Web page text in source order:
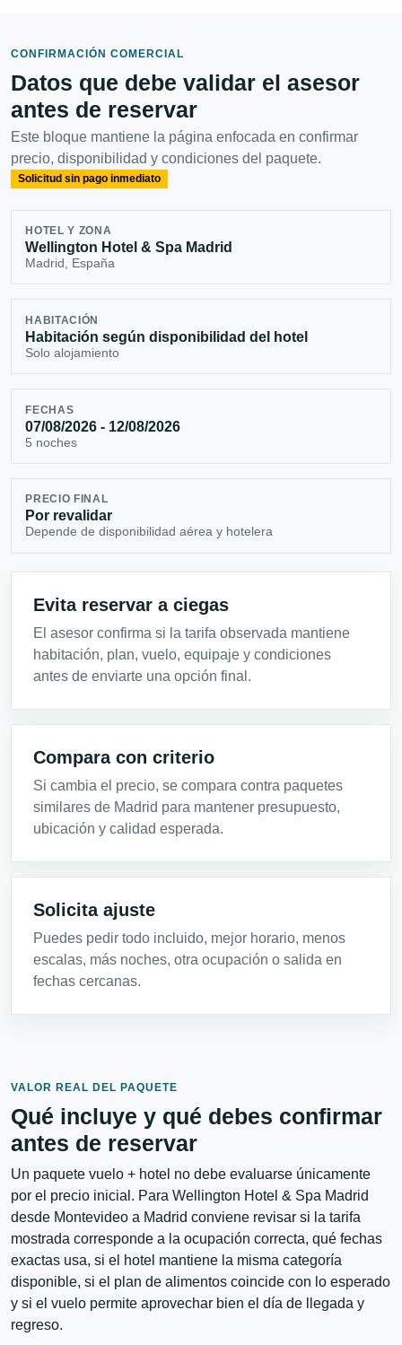
CONFIRMACIÓN COMERCIAL
Datos que debe validar el asesor
antes de reservar
Este bloque mantiene la página enfocada en confirmar
precio, disponibilidad y condiciones del paquete.
Solicitud sin pago inmediato
HOTEL Y ZONA
Wellington Hotel & Spa Madrid
Madrid, España
HABITACIÓN
Habitación según disponibilidad del hotel
Solo alojamiento
FECHAS
07/08/2026 - 12/08/2026
5 noches
PRECIO FINAL
Por revalidar
Depende de disponibilidad aérea y hotelera
Evita reservar a ciegas
El asesor confirma si la tarifa observada mantiene
habitación, plan, vuelo, equipaje y condiciones
antes de enviarte una opción final.
Compara con criterio
Si cambia el precio, se compara contra paquetes
similares de Madrid para mantener presupuesto,
ubicación y calidad esperada.
Solicita ajuste
Puedes pedir todo incluido, mejor horario, menos
escalas, más noches, otra ocupación o salida en
fechas cercanas.
VALOR REAL DEL PAQUETE
Qué incluye y qué debes confirmar
antes de reservar
Un paquete vuelo + hotel no debe evaluarse únicamente
por el precio inicial. Para Wellington Hotel & Spa Madrid
desde Montevideo a Madrid conviene revisar si la tarifa
mostrada corresponde a la ocupación correcta, qué fechas
exactas usa, si el hotel mantiene la misma categoría
disponible, si el plan de alimentos coincide con lo esperado
y si el vuelo permite aprovechar bien el día de llegada y
regreso.